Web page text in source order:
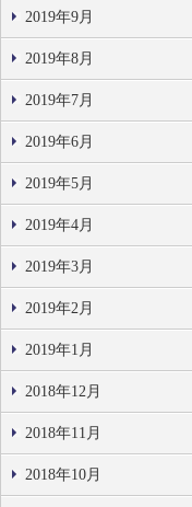
2019年9月
2019年8月
2019年7月
2019年6月
2019年5月
2019年4月
2019年3月
2019年2月
2019年1月
2018年12月
2018年11月
2018年10月